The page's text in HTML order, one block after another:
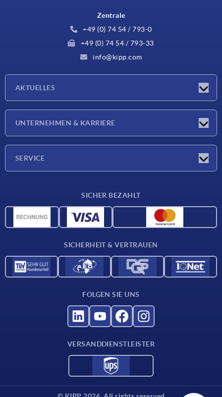
Zentrale
+49 (0) 74 54 / 793-0
+49 (0) 74 54 / 793-33
info@kipp.com
AKTUELLES
Presseberichte
UNTERNEHMEN & KARRIERE
SERVICE
Werkstoffübersicht
SICHER BEZAHLT
SICHERHEIT & VERTRAUEN
FOLGEN SIE UNS
VERSANDDIENSTLEISTER